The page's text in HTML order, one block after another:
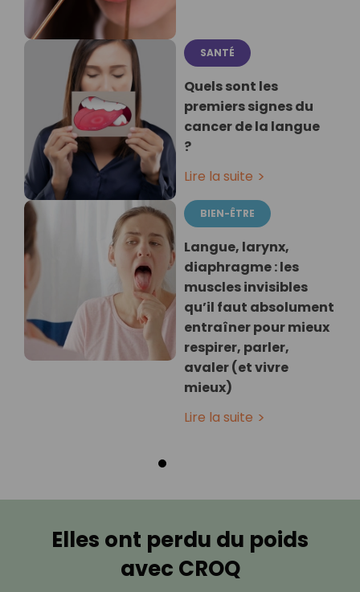
SANTÉ
Quels sont les
premiers signes du
cancer de la langue
?
Lire la suite
BIEN-ÊTRE
Langue, larynx,
diaphragme : les
muscles invisibles
qu’il faut absolument
entraîner pour mieux
respirer, parler,
avaler (et vivre
mieux)
Lire la suite
Elles ont perdu du poids
avec CROQ